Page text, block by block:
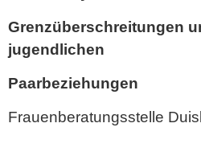
Grenzüberschreitungen
jugendlichen
Paarbeziehungen
Frauenberatungsstelle